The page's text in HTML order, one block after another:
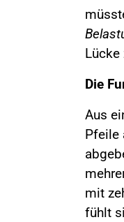
Die
Aus
Pfeile
mit
fühlt